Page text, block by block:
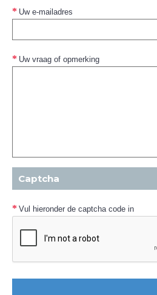
Uw e-mailadres
Uw vraag of opmerking
Captcha
Vul hieronder de captcha code in